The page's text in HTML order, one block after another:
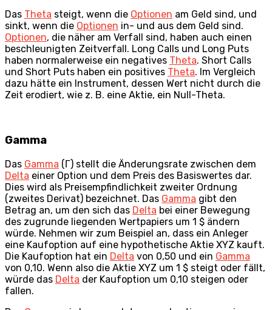
Das Theta steigt, wenn die Optionen am Geld sind, und
sinkt, wenn die Optionen in- und aus dem Geld sind.
Optionen, die näher am Verfall sind, haben auch einen
beschleunigten Zeitverfall. Long Calls und Long Puts
haben normalerweise ein negatives Theta. Short Calls
und Short Puts haben ein positives Theta. Im Vergleich
dazu hätte ein Instrument, dessen Wert nicht durch die
Zeit erodiert, wie z. B. eine Aktie, ein Null-Theta.
Gamma
Das Gamma (Γ) stellt die Änderungsrate zwischen dem
Delta einer Option und dem Preis des Basiswertes dar.
Dies wird als Preisempfindlichkeit zweiter Ordnung
(zweites Derivat) bezeichnet. Das Gamma gibt den
Betrag an, um den sich das Delta bei einer Bewegung
des zugrunde liegenden Wertpapiers um 1 $ ändern
würde. Nehmen wir zum Beispiel an, dass ein Anleger
eine Kaufoption auf eine hypothetische Aktie XYZ kauft.
Die Kaufoption hat ein Delta von 0,50 und ein Gamma
von 0,10. Wenn also die Aktie XYZ um 1 $ steigt oder fällt,
würde das Delta der Kaufoption um 0,10 steigen oder
fallen.